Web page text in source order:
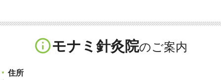
info_outlineモナミ針灸院
住所